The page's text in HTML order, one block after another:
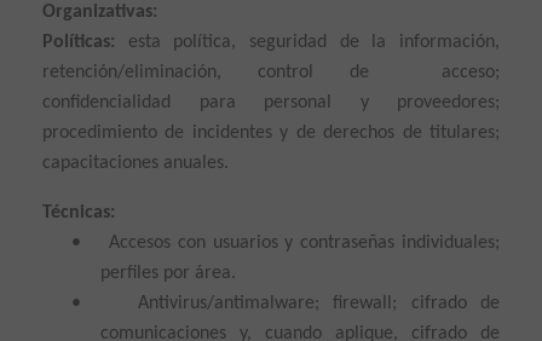
Organizativas:
Políticas: esta política, seguridad de la información,
retención/eliminación, control de acceso;
confidencialidad para personal y proveedores;
procedimiento de incidentes y de derechos de titulares;
capacitaciones anuales.
Técnicas:
•
Accesos con usuarios y contraseñas individuales;
perfiles por área.
•
Antivirus/antimalware; firewall; cifrado de
comunicaciones y, cuando aplique, cifrado de